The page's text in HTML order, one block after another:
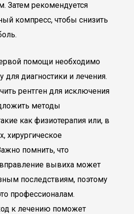
Затем рекомендуется
компресс, чтобы снизить
помощи необходимо
для диагностики и лечения.
рентген для исключения
методы
как физиотерапия или, в
хирургическое
помнить, что
вывиха может
последствиям, поэтому
профессионалам.
к лечению поможет